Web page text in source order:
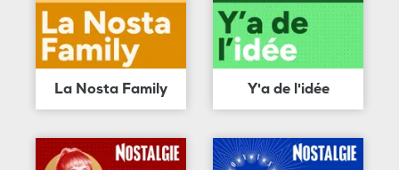
La Nosta Family Y'a de l'idée